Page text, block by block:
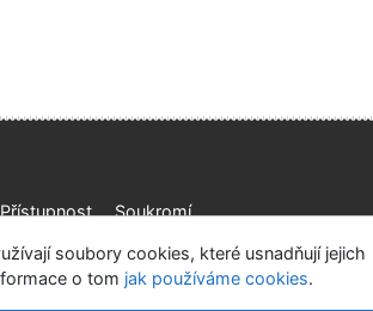
Přístupnost
Soukromí
Napište nám Nastavení cookies
soubory cookies, které usnadňují jejich
o tom jak používáme cookies.